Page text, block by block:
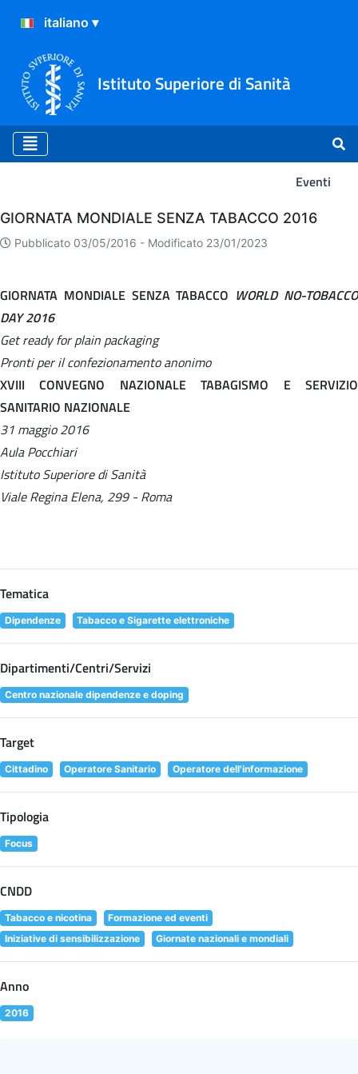
Istituto Superiore di Sanità
Eventi
Eventi
GIORNATA MONDIALE SENZA TABACCO 2016
Pubblicato 03/05/2016 - Modificato 23/01/2023
GIORNATA MONDIALE SENZA TABACCO WORLD NO-TOBACCO
DAY 2016
Get ready for plain packaging
Pronti per il confezionamento anonimo
XVIII CONVEGNO NAZIONALE TABAGISMO E SERVIZIO
SANITARIO NAZIONALE
31 maggio 2016
Aula Pocchiari
Istituto Superiore di Sanità
Viale Regina Elena, 299 - Roma
Tematica
Dipendenze Tabacco e Sigarette elettroniche
Dipartimenti/Centri/Servizi
Centro nazionale dipendenze e doping
Target
Cittadino Operatore Sanitario Operatore dell'informazione
Tipologia
Focus
CNDD
Tabacco e nicotina
Formazione ed eventi
Iniziative di sensibilizzazione
Giornate nazionali e mondiali
Anno
2016